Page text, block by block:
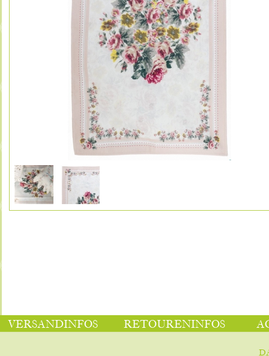
VERSANDINFOS RETOURENINFOS